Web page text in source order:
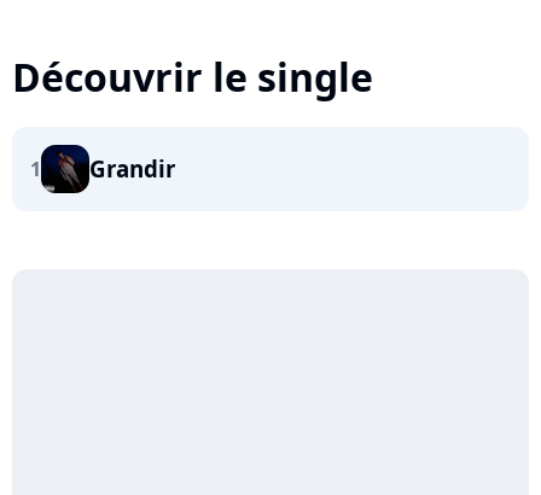
Découvrir le single
1 Grandir